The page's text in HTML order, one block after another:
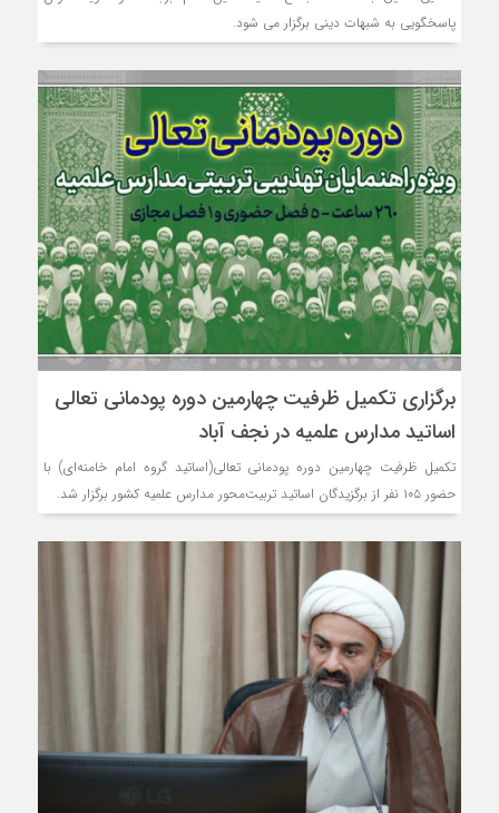
پاسخگویی به شبهات دینی برگزار می شود.
برگزاری تکمیل ظرفیت چهارمین دوره پودمانی تعالی
اساتید مدارس علمیه در نجف آباد
تکمیل ظرفیت چهارمین دوره پودمانی تعالی(اساتید گروه امام خامنه‌ای) با
حضور ۱۰۵ نفر از برگزیدگان اساتید تربیت‌محور مدارس علمیه کشور برگزار شد.